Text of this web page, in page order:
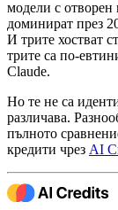
модели с отворен
доминират през
И трите хостват
трите са по-
Claude.
Но те не са
различава.
пълното
кредити чрез AI